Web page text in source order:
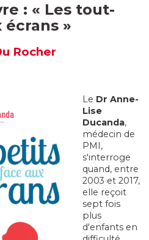
: « Les tout-
écrans »
Rocher
Le Dr Anne-
Lise
Ducanda,
médecin de
PMI,
s'interroge
quand, entre
2003 et 2017,
elle reçoit
sept fois
plus
d'enfants en